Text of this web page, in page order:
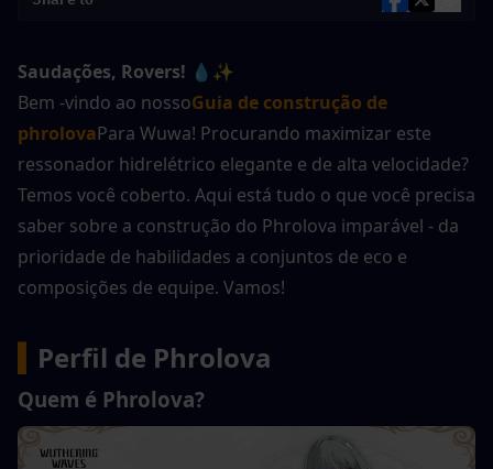
Saudações, Rovers! 💧✨
Bem -vindo ao nossoGuia de construção de
phrolovaPara Wuwa! Procurando maximizar este
ressonador hidrelétrico elegante e de alta velocidade?
Temos você coberto. Aqui está tudo o que você precisa
saber sobre a construção do Phrolova imparável - da
prioridade de habilidades a conjuntos de eco e
composições de equipe. Vamos!
Perfil de Phrolova
Quem é Phrolova?